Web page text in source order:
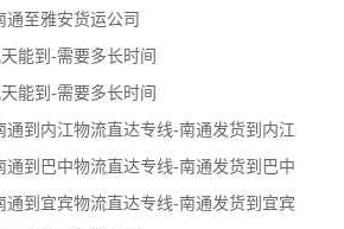
至雅安货运公司
能到-需要多长时间
能到-需要多长时间
到内江物流直达专线-南通发货到内江
到巴中物流直达专线-南通发货到巴中
到宜宾物流直达专线-南通发货到宜宾